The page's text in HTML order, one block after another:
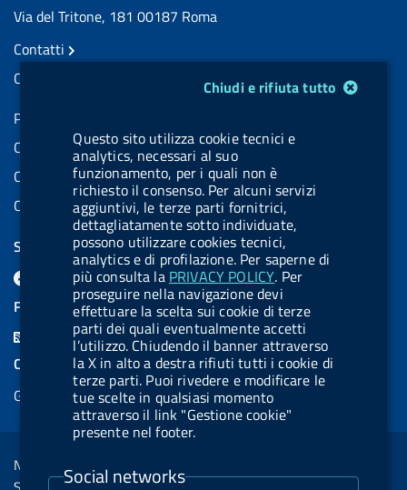
Chiudi e rifiuta tutto
Questo sito utilizza cookie tecnici e
analytics, necessari al suo
funzionamento, per i quali non è
richiesto il consenso. Per alcuni servizi
aggiuntivi, le terze parti fornitrici,
dettagliatamente sotto individuate,
possono utilizzare cookies tecnici,
analytics e di profilazione. Per saperne di
più consulta la PRIVACY POLICY. Per
proseguire nella navigazione devi
effettuare la scelta sui cookie di terze
parti dei quali eventualmente accetti
l’utilizzo. Chiudendo il banner attraverso
la X in alto a destra rifiuti tutti i cookie di
terze parti. Puoi rivedere e modificare le
tue scelte in qualsiasi momento
attraverso il link "Gestione cookie"
presente nel footer.
Social networks
Via del Tritone, 181 00187 Roma
Contatti
Contatti PEC
Partita IVA: 08703841000
Codice Fiscale: 97345810580
Codice IPA AIFA: aifa_rm
Codice IPA UCB: UFE1TR
SEGUICI SU
l
a
b
e
l
.
b
t
X
B
l
u
e
s
k
y
Y
o
u
t
u
b
e
l
a
b
e
l
.
b
t
FEED RSS
COOKIES
Gestione cookie
Sezione Link Utili
Note legali